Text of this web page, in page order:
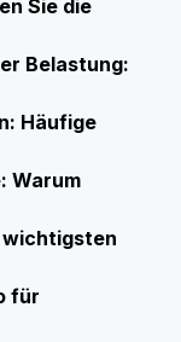
Sie die
Belastung:
Häufige
Warum
wichtigsten
für